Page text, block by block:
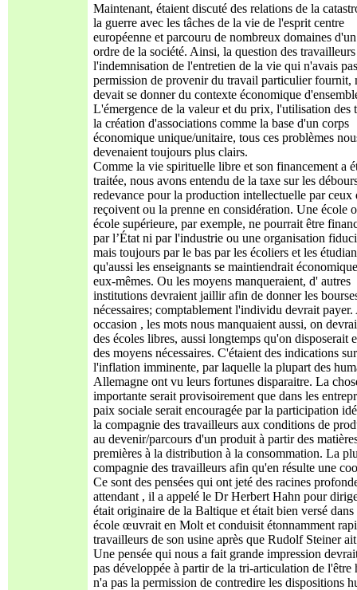
Maintenant, étaient discuté des relations de la
la guerre avec les tâches de la vie de l'esprit centre
européenne et parcouru de nombreux domaines
ordre de la société. Ainsi, la question des
l'indemnisation de l'entretien de la vie qui n'avais
permission de provenir du travail particulier fournit,
devait se donner du contexte économique
L'émergence de la valeur et du prix, l'utilisation des
la création d'associations comme la base d'un corps
économique unique/unitaire, tous ces problèmes
devenaient toujours plus clairs.
Comme la vie spirituelle libre et son financement a
traitée, nous avons entendu de la taxe sur les
redevance pour la production intellectuelle par ceux
reçoivent ou la prenne en considération. Une école
école supérieure, par exemple, ne pourrait être
par l’État ni par l'industrie ou une organisation
mais toujours par le bas par les écoliers et les
qu'aussi les enseignants se maintiendrait
eux-mêmes. Ou les moyens manqueraient, d' autres
institutions devraient jaillir afin de donner les
nécessaires; comptablement l'individu devrait payer.
occasion , les mots nous manquaient aussi, on
des écoles libres, aussi longtemps qu'on disposerait
des moyens nécessaires. C'étaient des indications sur
l'inflation imminente, par laquelle la plupart des
Allemagne ont vu leurs fortunes disparaitre. La
importante serait provisoirement que dans les
paix sociale serait encouragée par la participation
la compagnie des travailleurs aux conditions de
au devenir/parcours d'un produit à partir des
premières à la distribution à la consommation. La
compagnie des travailleurs afin qu'en résulte une
Ce sont des pensées qui ont jeté des racines
attendant , il a appelé le Dr Herbert Hahn pour
était originaire de la Baltique et était bien versé
école œuvrait en Molt et conduisit étonnamment
travailleurs de son usine après que Rudolf Steiner
Une pensée qui nous a fait grande impression
pas développée à partir de la tri-articulation de
n'a pas la permission de contredire les dispositions